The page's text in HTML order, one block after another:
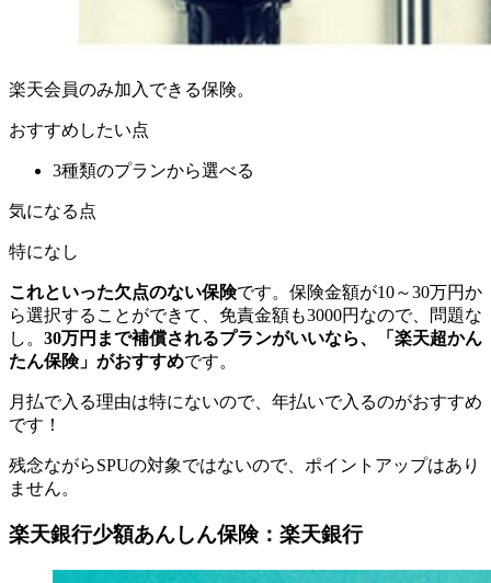
楽天会員のみ加入できる保険。
おすすめしたい点
3種類のプランから選べる
気になる点
特になし
これといった欠点のない保険です。保険金額が10～30万円か
ら選択することができて、免責金額も3000円なので、問題な
し。 30万円まで補償されるプランがいいなら、「楽天超かん
たん保険」がおすすめです。
月払で入る理由は特にないので、年払いで入るのがおすすめ
です！
残念ながらSPUの対象ではないので、ポイントアップはあり
ません。
楽天銀行少額あんしん保険：楽天銀行